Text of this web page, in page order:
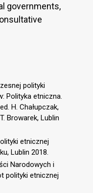
governments,
polityki
Polityka etniczna.
H. Chałupczak,
Browarek, Lublin
etnicznej
Lublin 2018.
Narodowych i
polityki etnicznej